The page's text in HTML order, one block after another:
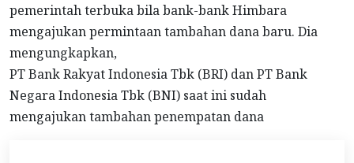
pemerintah terbuka bila bank-bank Himbara
mengajukan permintaan tambahan dana baru. Dia
mengungkapkan,
PT Bank Rakyat Indonesia Tbk (BRI) dan PT Bank
Negara Indonesia Tbk (BNI) saat ini sudah
mengajukan tambahan penempatan dana